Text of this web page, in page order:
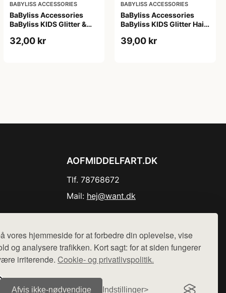
vores hjemmeside for at forbedre din oplevelse, vise
og analysere trafikken. Kort sagt: for at siden fungerer
irriterende. Cookie- og privatlivspolitik.
Afvis ikke‑nødvendige Indstillinger
BABYLISS ACCESSORIES
BaByliss Accessories
BaByliss KIDS Glitter &
pieces
32,00 kr
BABYLISS ACCESSORIES
BaByliss Accessories
BaByliss KIDS Glitter Hair
39,00 kr
AOFMIDDELFART.DK
Tlf. 78768672
Mail: hej@want.dk
sælges ikke varer fra denne side - vi henviser til de shops,